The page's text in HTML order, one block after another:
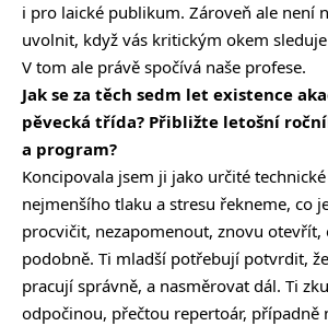
i pro laické publikum. Zároveň ale není
uvolnit, když vás kritickým okem
V tom ale právě spočívá naše profese.
Jak se za těch sedm let existence
pěvecká třída? Přibližte letošní
a program?
Koncipovala jsem ji jako určité
nejmenšího tlaku a stresu řekneme, co
procvičit, nezapomenout, znovu otevřít,
podobně. Ti mladší potřebují potvrdit,
pracují správně, a nasměrovat dál. Ti
odpočinou, přečtou repertoár, případně